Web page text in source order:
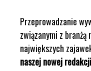
Przeprowadzanie
związanymi z
największych
naszej nowej